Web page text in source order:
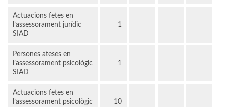
Actuacions fetes en
l’assessorament jurídic
SIAD
1
Persones ateses en
l’assessorament psicològic
SIAD
1
Actuacions fetes en
l’assessorament psicològic
10